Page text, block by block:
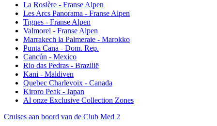
La Rosière - Franse Alpen
Les Arcs Panorama - Franse Alpen
Tignes - Franse Alpen
Valmorel - Franse Alpen
Marrakech la Palmeraie - Marokko
Punta Cana - Dom. Rep.
Cancún - Mexico
Rio das Pedras - Brazilië
Kani - Maldiven
Quebec Charlevoix - Canada
Kiroro Peak - Japan
Al onze Exclusive Collection Zones
Cruises aan boord van de Club Med 2